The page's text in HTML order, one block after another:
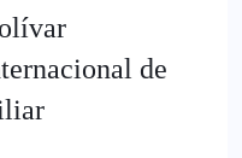
de